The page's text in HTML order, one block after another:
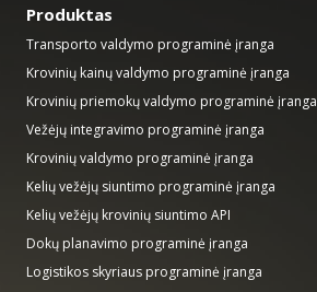
Produktas
Transporto valdymo programinė įranga
Krovinių kainų valdymo programinė įranga
Krovinių priemokų valdymo programinė įranga
Vežėjų integravimo programinė įranga
Krovinių valdymo programinė įranga
Kelių vežėjų siuntimo programinė įranga
Kelių vežėjų krovinių siuntimo API
Dokų planavimo programinė įranga
Logistikos skyriaus programinė įranga